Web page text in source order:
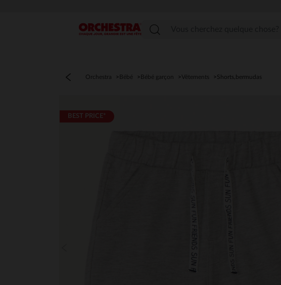
Menu
Orchestra Bébé Bébé garçon Vêtements Shorts,bermudas
BEST PRICE*